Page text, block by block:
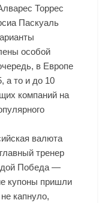
Торрес
Паскуаль
особой
в Европе
а то и до 10
компаний на
валюта
тренер
Победа —
купоны пришли
капнуло,